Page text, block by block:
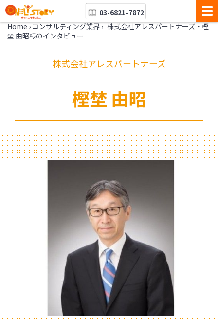
03-6821-7872
Home › コンサルティング業界 › 株式会社アレスパートナーズ・樫
埜 由昭様のインタビュー
株式会社アレスパートナーズ
樫埜 由昭